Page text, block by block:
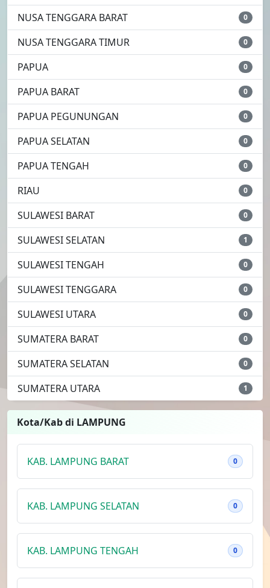
NUSA TENGGARA BARAT 0
NUSA TENGGARA TIMUR 0
PAPUA 0
PAPUA BARAT 0
PAPUA PEGUNUNGAN 0
PAPUA SELATAN 0
PAPUA TENGAH 0
RIAU 0
SULAWESI BARAT 0
SULAWESI SELATAN 1
SULAWESI TENGAH 0
SULAWESI TENGGARA 0
SULAWESI UTARA 0
SUMATERA BARAT 0
SUMATERA SELATAN 0
SUMATERA UTARA 1
Kota/Kab di LAMPUNG
KAB. LAMPUNG BARAT 0
KAB. LAMPUNG SELATAN 0
KAB. LAMPUNG TENGAH 0